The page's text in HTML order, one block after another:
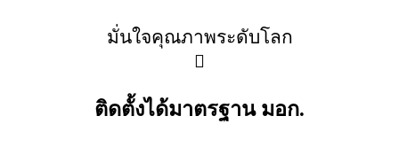
มั่นใจคุณภาพระดับโลก
ติดตั้งได้มาตรฐาน มอก.